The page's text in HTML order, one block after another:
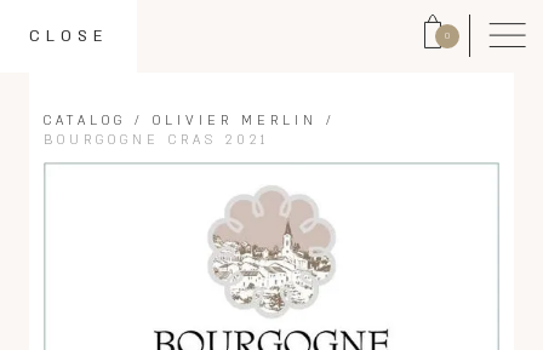
0
CLOSE
CATALOG / OLIVIER MERLIN
/
BOURGOGNE CRAS 2021